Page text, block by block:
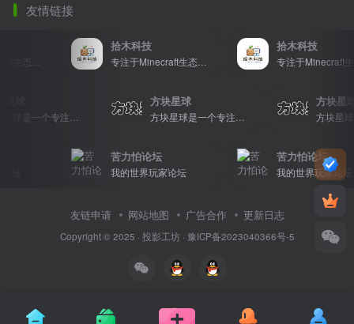
友情链接
专注于Minecraft生态建设
拾木科技
专注于Minecraft生态建设
拾木科技
方块星球是一个专注于我的世界的中文论坛，提供丰富的资源分享、玩家交流和创意展示，包括地图、皮肤、数据包等内容，打造Minecraft玩家的专属社区乐园！
方块星球
方块星球是一个专注于我的世界的中文论坛，提供丰富的资源分享、玩家交流和创意展示，包括地图、皮肤、数据包等内容，打造Minecraft玩家的专属社区乐园！
方块
苦力怕论坛
我的世界玩家论坛
苦力怕论坛
我的世界玩家论坛
友链申请 网站地图 广告合作 更新日志
Copyright © 2025 · 投影工坊· 豫ICP备2023040366号-5